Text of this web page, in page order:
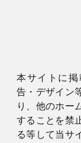
本サイトに
告・デザイン
り、他のホー
することを禁
る等して当サ